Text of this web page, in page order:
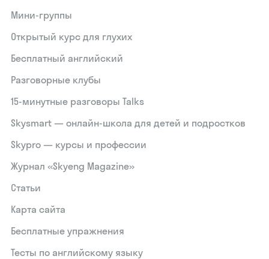
Мини-группы
Открытый курс для глухих
Бесплатный английский
Разговорные клубы
15‑минутные разговоры Talks
Skysmart — онлайн-школа для детей и подростков
Skypro — курсы и профессии
Журнал «Skyeng Magazine»
Статьи
Карта сайта
Бесплатные упражнения
Тесты по английскому языку